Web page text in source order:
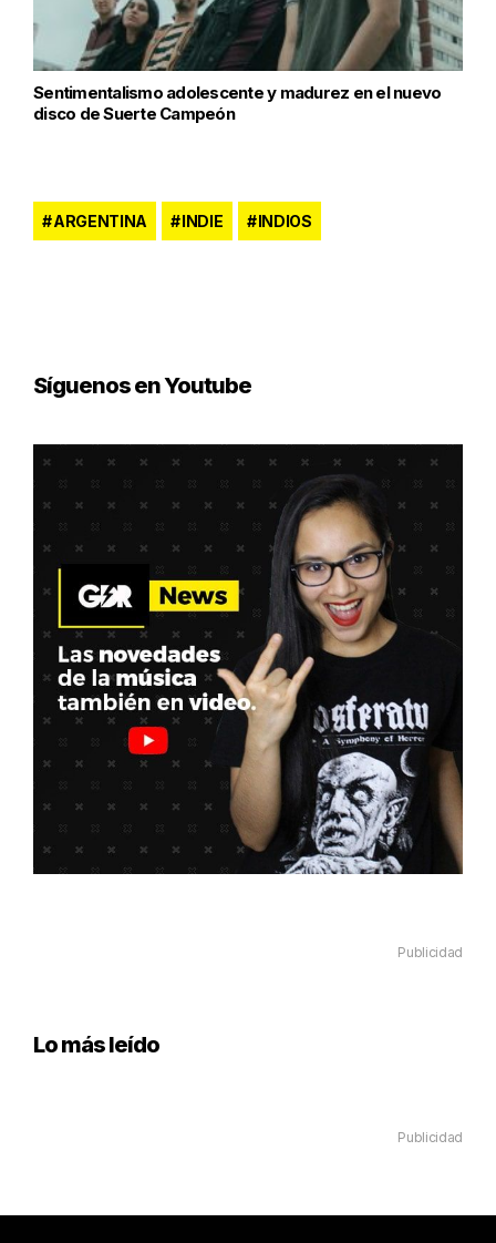
Sentimentalismo adolescente y madurez en el nuevo
disco de Suerte Campeón
ARGENTINA INDIE INDIOS
Síguenos en Youtube
Publicidad
Lo más leído
Publicidad